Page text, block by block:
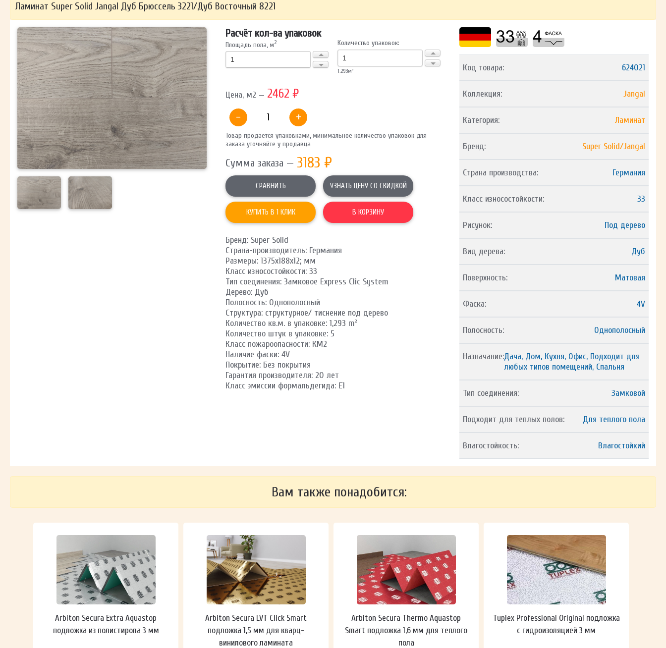
ОТПРАВИТЬ
Ваши данные не будут переданы третьим лицам
Ламинат Super Solid Jangal Дуб Брюссель 3221/Дуб Восточный 8221
Расчёт кол-ва упаковок
Площадь пола, м2 Количество упаковок:
1.293м²
Цена, м2 — 2462 ₽
-
+
Товар продается упаковками, минимальное количество упаковок для
заказа уточняйте у продавца
Сумма заказа — 3183 ₽
СРАВНИТЬ УЗНАТЬ ЦЕНУ СО СКИДКОЙ
КУПИТЬ В 1 КЛИК В КОРЗИНУ
Бренд: Super Solid
Страна-производитель: Германия
Размеры: 1375х188х12; мм
Класс износостойкости: 33
Тип соединения: Замковое Express Clic System
Дерево: Дуб
Полосность: Однополосный
Структура: структурное/ тиснение под дерево
Количество кв.м. в упаковке: 1,293 m²
Количество штук в упаковке: 5
Класс пожароопасности: КМ2
Наличие фаски: 4V
Покрытие: Без покрытия
Гарантия производителя: 20 лет
Класс эмиссии формальдегида: E1
Код товара: 624021
Коллекция: Jangal
Категория: Ламинат
Бренд: Super Solid/Jangal
Страна производства: Германия
Класс износостойкости: 33
Рисунок: Под дерево
Вид дерева: Дуб
Поверхность: Матовая
Фаска: 4V
Полосность: Однополосный
Назначание:Дача, Дом, Кухня, Офис, Подходит для
любых типов помещений, Спальня
Тип соединения: Замковой
Подходит для теплых полов: Для теплого пола
Влагостойкость: Влагостойкий
Вам также понадобится:
Arbiton Secura Extra Aquastop
подложка из полистирола 3 мм
Arbiton Secura LVT Click Smart
подложка 1,5 мм для кварц-
винилового ламината
Arbiton Secura Thermo Aquastop
Smart подложка 1,6 мм для теплого
пола
Tuplex Professional Original подложка
с гидроизоляцией 3 мм